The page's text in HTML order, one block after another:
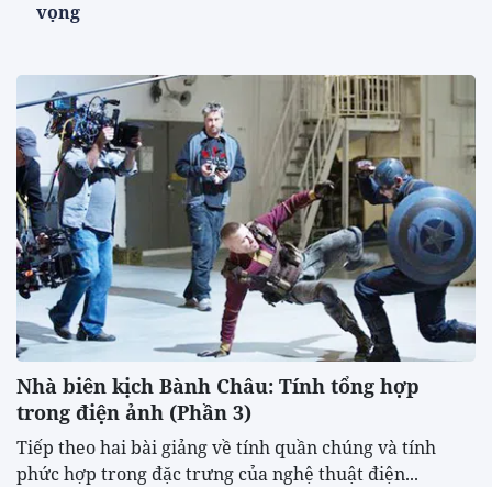
vọng
Nhà biên kịch Bành Châu: Tính tổng hợp
trong điện ảnh (Phần 3)
Tiếp theo hai bài giảng về tính quần chúng và tính
phức hợp trong đặc trưng của nghệ thuật điện...